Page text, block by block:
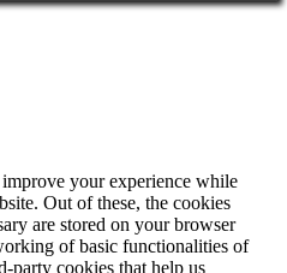
your experience while
Out of these, the cookies
are stored on your browser
of basic functionalities of
party cookies that help us